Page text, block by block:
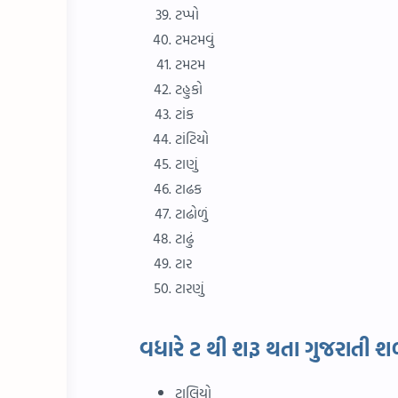
ટપ્પો
ટમટમવું
ટમટમ
ટહુકો
ટાંક
ટાંટિયો
ટાણું
ટાઢક
ટાઢોળું
ટાઢું
ટાર
ટારણું
વધારે ટ થી શરૂ થતા ગુજરાતી
ટાલિયો